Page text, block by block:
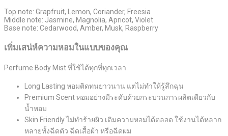
Top note: Grapfruit, Lemon, Coriander, Freesia
Middle note: Jasmine, Magnolia, Apricot, Violet
Base note: Cedarwood, Amber, Musk, Raspberry
เพิ่มเสน่ห์ความหอมในแบบของคุณ
Perfume Body Mist ที่ใช้ได้ทุกที่ทุกเวลา
Long Lasting หอมติดทนยาวนาน แต่ไม่ทำให้รู้สึกฉุน
Premium Scent หอมอย่างมีระดับด้วยกระบวนการผลิตเดียวกับ
น้ำหอม
Skin Friendly ไม่ทำร้ายผิว เติมความหอมได้ตลอด ใช้งานได้หลาก
หลายทั้งฉีดตัว ฉีดเสื้อผ้า หรือฉีดผม